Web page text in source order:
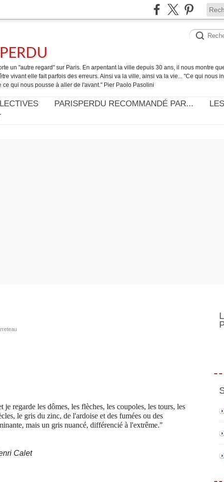
un "autre regard" sur Paris. En arpentant la ville depuis 30 ans, il nous montre
vivant elle fait parfois des erreurs. Ainsi va la ville, ainsi va la vie... "Ce qui nous
ce qui nous pousse à aller de l'avant." Pier Paolo Pasolini
PARISPERDU RECOMMANDÉ PAR...
regarde les dômes, les flèches, les coupoles, les tours, les
le gris du zinc, de l'ardoise et des fumées ou des
mais un gris nuancé, différencié à l'extrême."
Calet